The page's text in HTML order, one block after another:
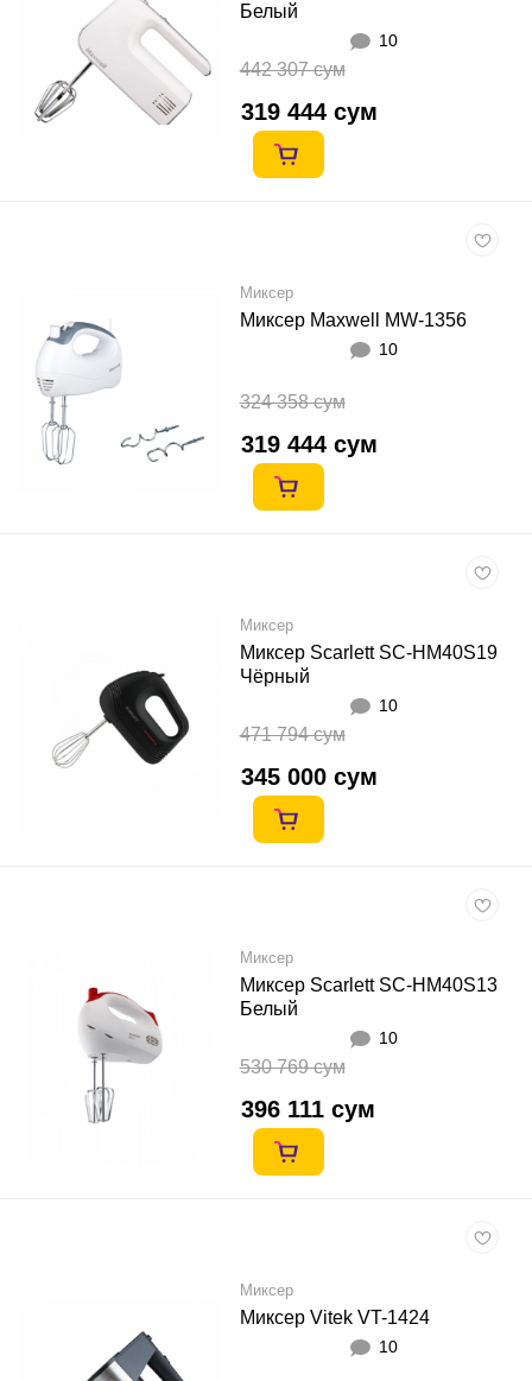
Белый
10
442 307 сум
319 444 сум
Миксер
Миксер Maxwell MW-1356
10
324 358 сум
319 444 сум
Миксер
Миксер Scarlett SC-HM40S19
Чёрный
10
471 794 сум
345 000 сум
Миксер
Миксер Scarlett SC-HM40S13
Белый
10
530 769 сум
396 111 сум
Миксер
Миксер Vitek VT-1424
10